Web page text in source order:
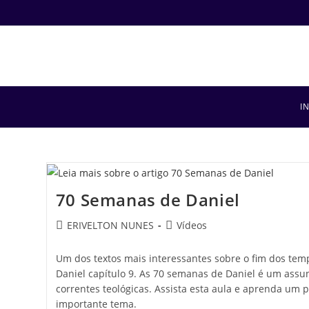
70 Semanas de Daniel
ERIVELTON NUNES Vídeos
Um dos textos mais interessantes sobre o fim dos
Daniel capítulo 9. As 70 semanas de Daniel é um
correntes teológicas. Assista esta aula e aprenda um
importante tema.